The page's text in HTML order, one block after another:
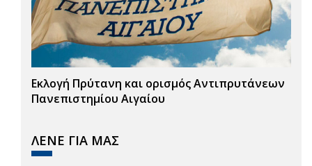
Εκλογή Πρύτανη και ορισμός Αντιπρυτάνεων
Πανεπιστημίου Αιγαίου
ΛΕΝΕ ΓΙΑ ΜΑΣ